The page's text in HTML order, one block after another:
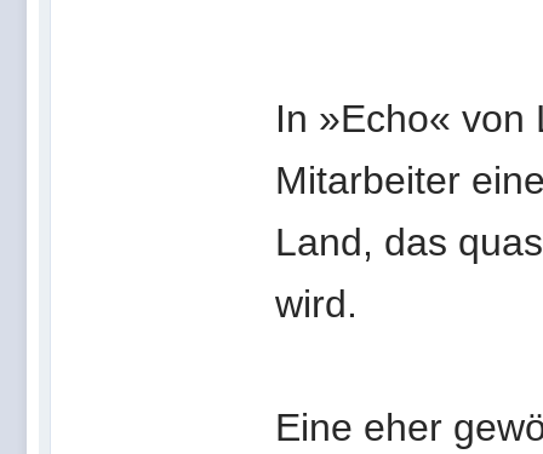
In »Echo« von
Mitarbeiter
Land, das
wird.
Eine eher